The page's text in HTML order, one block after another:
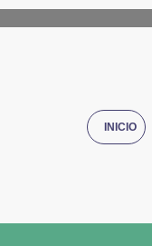
INICIO